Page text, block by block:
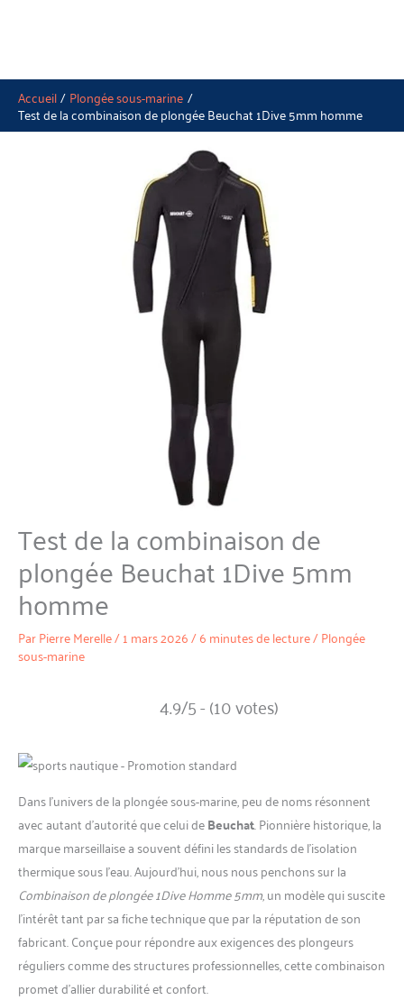
Accueil Plongée sous-marine
Test de la combinaison de plongée Beuchat 1Dive 5mm homme
Test de la combinaison de
plongée Beuchat 1Dive 5mm
homme
ParPierre Merelle/1 mars 2026/6 minutes de lecture/Plongée
sous-marine
4.9/5 - (10 votes)
Dans l’univers de la plongée sous-marine, peu de noms résonnent
avec autant d’autorité que celui deBeuchat. Pionnière historique, la
marque marseillaise a souvent défini les standards de l’isolation
thermique sous l’eau. Aujourd’hui, nous nous penchons sur la
Combinaison de plongée 1Dive Homme 5mm, un modèle qui suscite
l’intérêt tant par sa fiche technique que par la réputation de son
fabricant. Conçue pour répondre aux exigences des plongeurs
réguliers comme des structures professionnelles, cette combinaison
promet d’allier durabilité et confort.